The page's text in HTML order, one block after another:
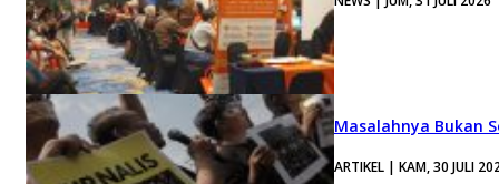
Masalahnya Bukan
ARTIKEL | KAM, 30 JULI